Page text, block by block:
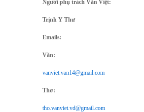
Người phụ trách Văn Việt:
Trịnh Y Thư
Emails:
Văn:
vanviet.van14@gmail.com
Thơ:
tho.vanviet.vd@gmail.com